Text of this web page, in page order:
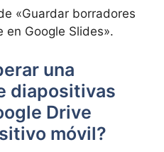
«Guardar⁢ borradores
en ⁤Google Slides».
una
diapositivas‌
Drive
móvil?